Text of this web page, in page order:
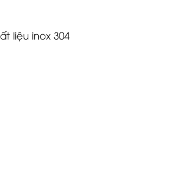
liệu inox 304